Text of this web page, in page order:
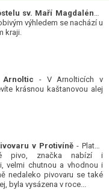
výhledem se nachází u
kraji.
- V Arnolticích v
krásnou kaštanovou alej
v Protivíně - Platan
pivo, značka nabízí i
velmi chutnou a vhodnou i
nedaleko pivovaru se také
byla vysázena v roce...